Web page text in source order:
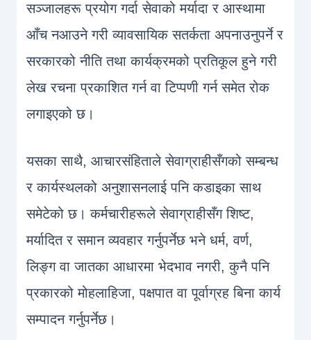
सञ्जालहरू प्रयोग गर्दा सेवाको मर्यादा र आस्थामा
आँच नआउने गरी व्यावसायिक सतर्कता अपनाउनुपर्ने र
सरकारको नीति तथा कार्यक्रमको प्रतिकूल हुने गरी
लेख रचना प्रकाशित गर्न वा टिप्पणी गर्न समेत रोक
लगाइएको छ।
यसका साथै, आचारसंहिताले सेवाग्राहीसँगको सम्बन्ध
र कार्यस्थलको अनुशासनलाई पनि कडाइका साथ
समेटेको छ। कर्मचारीहरूले सेवाग्राहीसँग शिष्ट,
मर्यादित र समान व्यवहार गर्नुपर्नेछ भने धर्म, वर्ण,
लिङ्ग वा जातका आधारमा भेदभाव नगरी, कुनै पनि
प्रकारको मोहलाहिजा, पक्षपात वा पूर्वाग्रह बिना कार्य
सम्पादन गर्नुपर्नेछ।